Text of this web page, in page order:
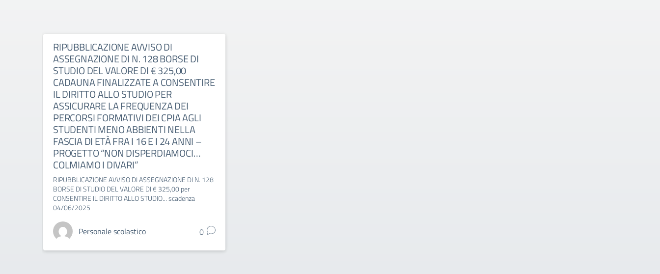
RIPUBBLICAZIONE AVVISO DI
ASSEGNAZIONE DI N. 128 BORSE DI
STUDIO DEL VALORE DI € 325,00
CADAUNA FINALIZZATE A CONSENTIRE
IL DIRITTO ALLO STUDIO PER
ASSICURARE LA FREQUENZA DEI
PERCORSI FORMATIVI DEI CPIA AGLI
STUDENTI MENO ABBIENTI NELLA
FASCIA DI ETÀ FRA I 16 E I 24 ANNI –
PROGETTO “NON DISPERDIAMOCI…
COLMIAMO I DIVARI”
RIPUBBLICAZIONE AVVISO DI ASSEGNAZIONE DI N. 128
BORSE DI STUDIO DEL VALORE DI € 325,00 per
CONSENTIRE IL DIRITTO ALLO STUDIO... scadenza
04/06/2025
Personale scolastico 0